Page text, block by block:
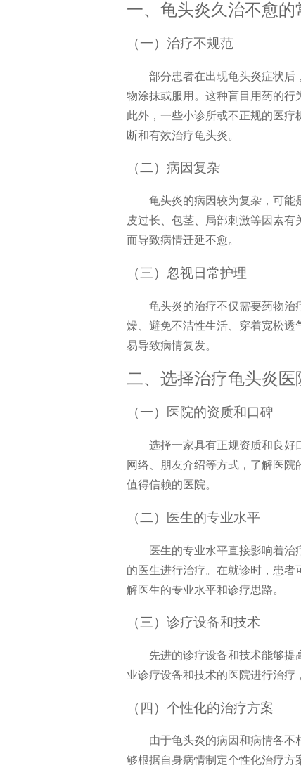
一、龟头炎久治不愈的
（一）治疗不规范
部分患者在出现龟头炎症状后
物涂抹或服用。这种盲目用药的行
此外，一些小诊所或不正规的医
断和有效治疗龟头炎。
（二）病因复杂
龟头炎的病因较为复杂，可能
皮过长、包茎、局部刺激等因素
而导致病情迁延不愈。
（三）忽视日常护理
龟头炎的治疗不仅需要药物治
燥、避免不洁性生活、穿着宽松
易导致病情复发。
二、选择治疗龟头炎医
（一）医院的资质和口碑
选择一家具有正规资质和良好
网络、朋友介绍等方式，了解医
值得信赖的医院。
（二）医生的专业水平
医生的专业水平直接影响着
的医生进行治疗。在就诊时，患
解医生的专业水平和诊疗思路。
（三）诊疗设备和技术
先进的诊疗设备和技术能够
业诊疗设备和技术的医院进行治疗
（四）个性化的治疗方案
由于龟头炎的病因和病情各
够根据自身病情制定个性化治疗方